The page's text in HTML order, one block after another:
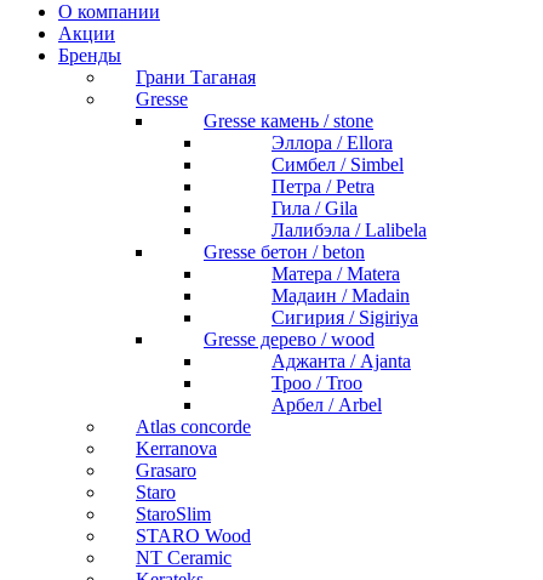
О компании
Акции
Бренды
Грани Таганая
Gresse
Gresse камень / stone
Эллора / Ellora
Симбел / Simbel
Петра / Petra
Гила / Gila
Лалибэла / Lalibela
Gresse бетон / beton
Матера / Matera
Мадаин / Madain
Сигирия / Sigiriya
Gresse дерево / wood
Аджанта / Ajanta
Троо / Troo
Арбел / Arbel
Atlas concorde
Kerranova
Grasaro
Staro
StaroSlim
STARO Wood
NT Ceramic